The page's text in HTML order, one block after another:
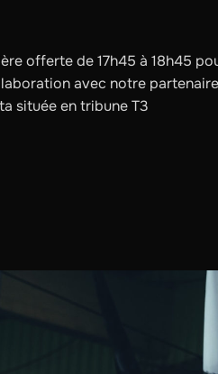
offerte de 17h45 à 18h45
avec notre
située en tribune T3